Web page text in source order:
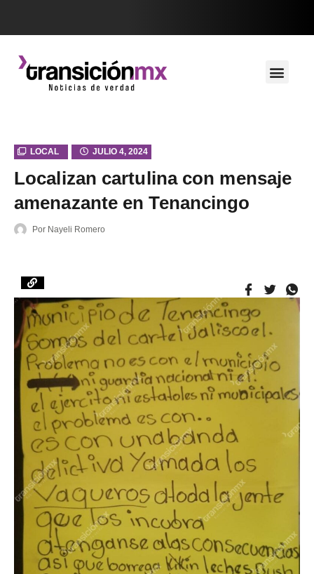
LOCAL JULIO 4, 2024
Localizan cartulina con mensaje
amenazante en Tenancingo
Por Nayeli Romero